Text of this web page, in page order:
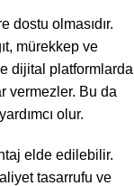
dostu olmasıdır.
mürekkep ve
dijital platformlarda
vermezler. Bu da
olur.
elde edilebilir.
tasarrufu ve